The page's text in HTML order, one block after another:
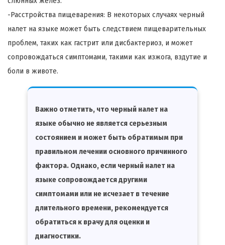
-Расстройства пищеварения: В некоторых случаях черный
налет на языке может быть следствием пищеварительных
проблем, таких как гастрит или дисбактериоз, и может
сопровождаться симптомами, такими как изжога, вздутие и
боли в животе.
Важно отметить, что черный налет на
языке обычно не является серьезным
состоянием и может быть обратимым при
правильном лечении основного причинного
фактора. Однако, если черный налет на
языке сопровождается другими
симптомами или не исчезает в течение
длительного времени, рекомендуется
обратиться к врачу для оценки и
диагностики.